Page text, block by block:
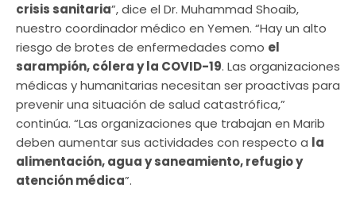
crisis sanitaria”, dice el Dr. Muhammad Shoaib,
nuestro coordinador médico en Yemen. “Hay un alto
riesgo de brotes de enfermedades como el
sarampión, cólera y la COVID-19. Las organizaciones
médicas y humanitarias necesitan ser proactivas para
prevenir una situación de salud catastrófica,”
continúa. “Las organizaciones que trabajan en Marib
deben aumentar sus actividades con respecto a la
alimentación, agua y saneamiento, refugio y
atención médica”.